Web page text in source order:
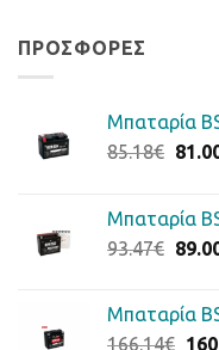
ΠΡΟΣΦΟΡΈΣ
Μπαταρία
85.18€
Μπαταρία
93.47€
Μπαταρία
166.14€